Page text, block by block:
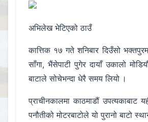
अभिलेख भेटिएको ठाउँ
कात्तिक १७ गते शनिबार दिउँसो
साँगा, भैंसेपाटी पुगेर दायाँ उकालो
बाटाले सोचेभन्दा धेरै समय लियो ।
प्राचीनकालमा काठमाडौं उपत्यकाबाट
पनौतीको मोटरबाटोले यो पुरानो बाटो